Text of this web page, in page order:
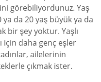
görebiliyordunuz. Yaş
ya da 20 yaş büyük ya da
bir şey yoktur. Yaşlı
için daha genç eşler
ailelerinin
çıkmak ister.